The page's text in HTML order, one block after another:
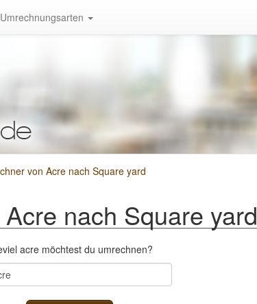
Umrechnungsarten
von Acre nach Square yard
nach Square yard
acre möchtest du umrechnen?